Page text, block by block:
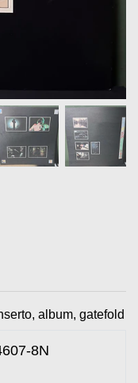
album, gatefold
8N